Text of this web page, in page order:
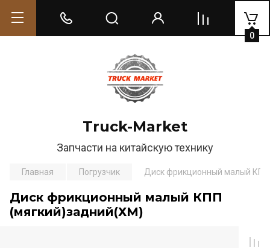
Truck-Market
Запчасти на китайскую технику
0
Главная Погрузчик Диск фрикционный малый
Диск фрикционный малый КПП
(мягкий)задний(ХМ)